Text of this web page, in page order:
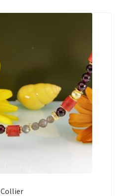
Collier